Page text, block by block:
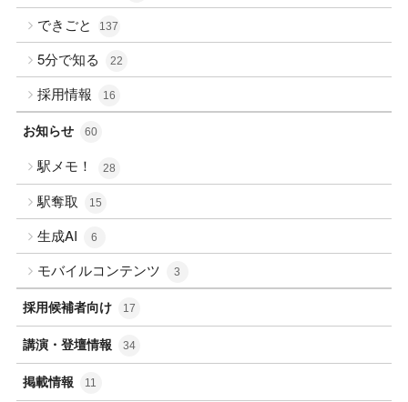
できごと 137
5分で知る 22
採用情報 16
お知らせ 60
駅メモ！ 28
駅奪取 15
生成AI 6
モバイルコンテンツ 3
採用候補者向け 17
講演・登壇情報 34
掲載情報 11